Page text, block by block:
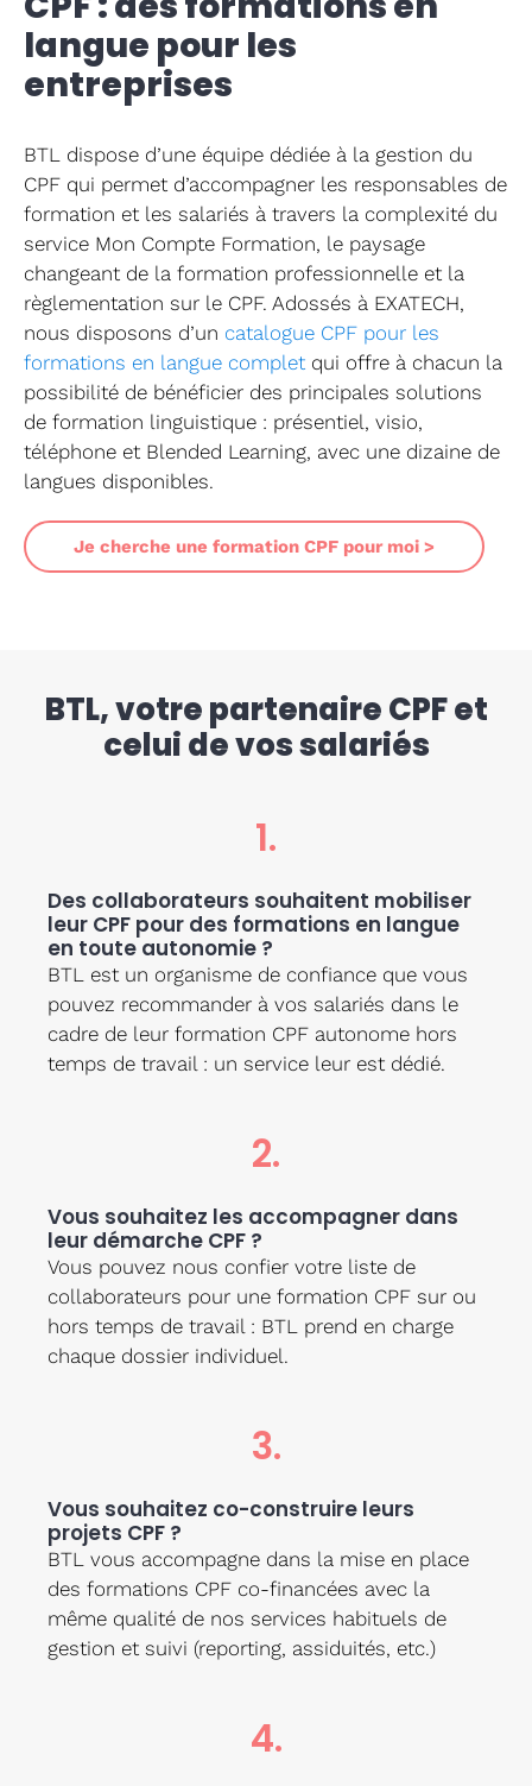
CPF
langue pour les
entreprises
BTL dispose d’une équipe dédiée à la gestion du
CPF qui permet d’accompagner les responsables de
formation et les salariés à travers la complexité du
service Mon Compte Formation, le paysage
changeant de la formation professionnelle et la
règlementation sur le CPF. Adossés à EXATECH,
nous disposons d’un catalogue CPF pour les
formations en langue completqui offre à chacun la
possibilité de bénéficier des principales solutions
de formation linguistique : présentiel, visio,
téléphone et Blended Learning, avec une dizaine de
langues disponibles.
Je cherche une formation CPF pour moi >
BTL, votre partenaire CPF et
celui de vos salariés
1.
Des collaborateurs souhaitent mobiliser
leur CPF pour des formations en langue
en toute autonomie ?
BTL est un organisme de confiance que vous
pouvez recommander à vos salariés dans le
cadre de leur formation CPF autonome hors
temps de travail : un service leur est dédié.
2.
Vous souhaitez les accompagner dans
leur démarche CPF ?
Vous pouvez nous confier votre liste de
collaborateurs pour une formation CPF sur ou
hors temps de travail : BTL prend en charge
chaque dossier individuel.
3.
Vous souhaitez co-construire leurs
projets CPF ?
BTL vous accompagne dans la mise en place
des formations CPF co-financées avec la
même qualité de nos services habituels de
gestion et suivi (reporting, assiduités, etc.)
4.